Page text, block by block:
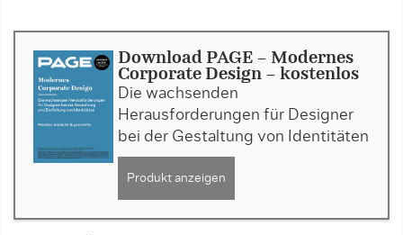
Download PAGE - Modernes
Corporate Design - kostenlos
Die wachsenden
Herausforderungen für Designer
bei der Gestaltung von Identitäten
Produkt anzeigen